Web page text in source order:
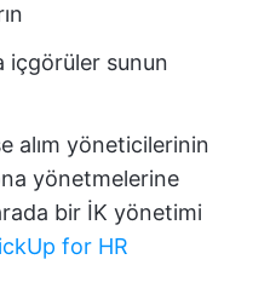
içgörüler sunun
alım yöneticilerinin
yönetmelerine
bir İK yönetimi
for HR